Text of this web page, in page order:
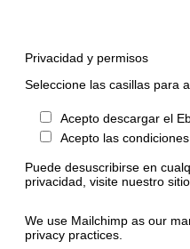
Privacidad y permisos
Seleccione las casillas para
Acepto descargar el
Acepto las
Puede desuscribirse en
privacidad, visite nuestro sitio
We use Mailchimp as our
privacy practices.